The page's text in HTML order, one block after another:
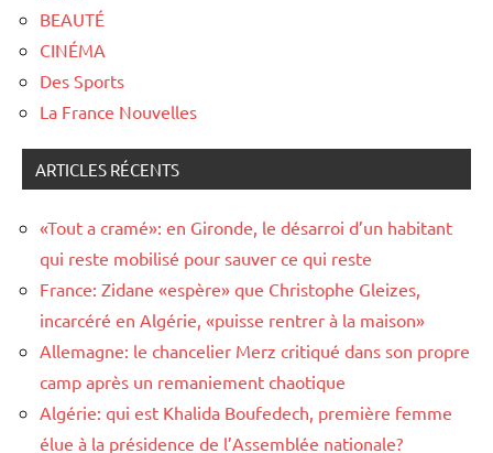
BEAUTÉ
CINÉMA
Des Sports
La France Nouvelles
ARTICLES RÉCENTS
«Tout a cramé»: en Gironde, le désarroi d’un habitant
qui reste mobilisé pour sauver ce qui reste
France: Zidane «espère» que Christophe Gleizes,
incarcéré en Algérie, «puisse rentrer à la maison»
Allemagne: le chancelier Merz critiqué dans son propre
camp après un remaniement chaotique
Algérie: qui est Khalida Boufedech, première femme
élue à la présidence de l’Assemblée nationale?